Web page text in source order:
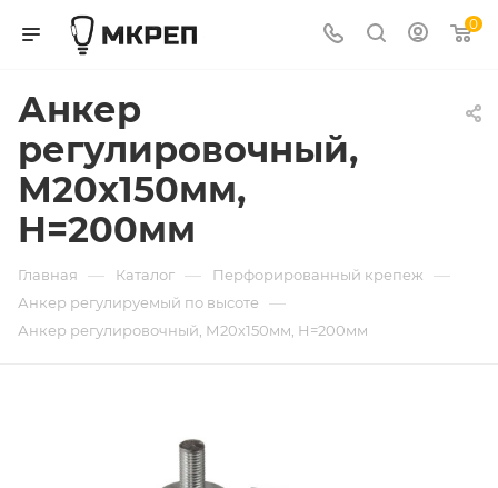
0
Анкер
регулировочный,
М20х150мм,
H=200мм
Главная — Каталог — Перфорированный крепеж —
Анкер регулируемый по высоте —
Анкер регулировочный, М20х150мм, H=200мм